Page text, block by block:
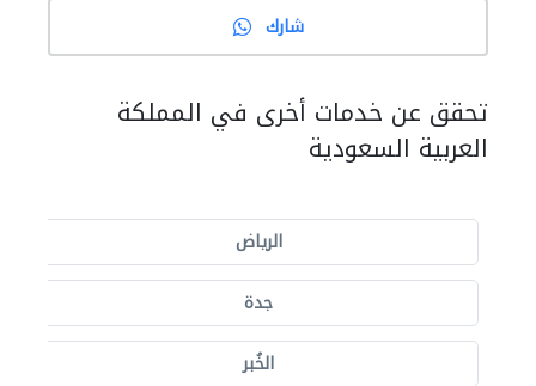
شارك
تحقق عن خدمات أخرى في المملكة
العربية السعودية
الرياض
جدة
الخُبر